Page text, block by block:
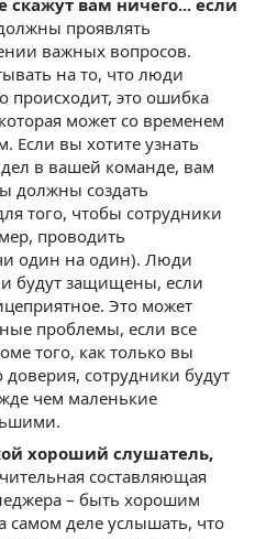
вам ничего... если
проявлять
важных вопросов.
на то, что люди
происходит, это ошибка
может со временем
Если вы хотите узнать
в вашей команде, вам
должны создать
того, чтобы сотрудники
проводить
один на один). Люди
будут защищены, если
Это может
проблемы, если все
того, как только вы
доверия, сотрудники будут
чем маленькие
хороший слушатель,
составляющая
– быть хорошим
самом деле услышать, что